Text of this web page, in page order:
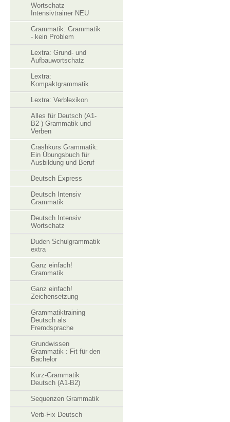
Wortschatz
Intensivtrainer NEU
Grammatik: Grammatik
- kein Problem
Lextra: Grund- und
Aufbauwortschatz
Lextra:
Kompaktgrammatik
Lextra: Verblexikon
Alles für Deutsch (A1-
B2 ) Grammatik und
Verben
Crashkurs Grammatik:
Ein Übungsbuch für
Ausbildung und Beruf
Deutsch Express
Deutsch Intensiv
Grammatik
Deutsch Intensiv
Wortschatz
Duden Schulgrammatik
extra
Ganz einfach!
Grammatik
Ganz einfach!
Zeichensetzung
Grammatiktraining
Deutsch als
Fremdsprache
Grundwissen
Grammatik : Fit für den
Bachelor
Kurz-Grammatik
Deutsch (A1-B2)
Sequenzen Grammatik
Verb-Fix Deutsch